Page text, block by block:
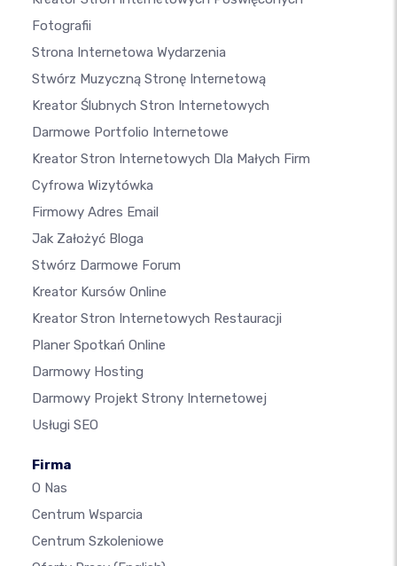
Fotografii
Strona Internetowa Wydarzenia
Stwórz Muzyczną Stronę Internetową
Kreator Ślubnych Stron Internetowych
Darmowe Portfolio Internetowe
Kreator Stron Internetowych Dla Małych Firm
Cyfrowa Wizytówka
Firmowy Adres Email
Jak Założyć Bloga
Stwórz Darmowe Forum
Kreator Kursów Online
Kreator Stron Internetowych Restauracji
Planer Spotkań Online
Darmowy Hosting
Darmowy Projekt Strony Internetowej
Usługi SEO
Firma
O Nas
Centrum Wsparcia
Centrum Szkoleniowe